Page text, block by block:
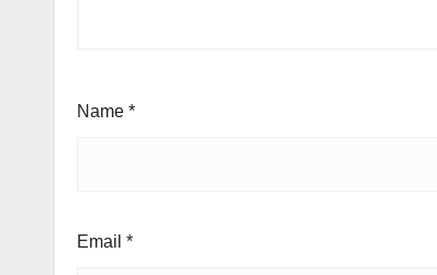
Name *
Email *